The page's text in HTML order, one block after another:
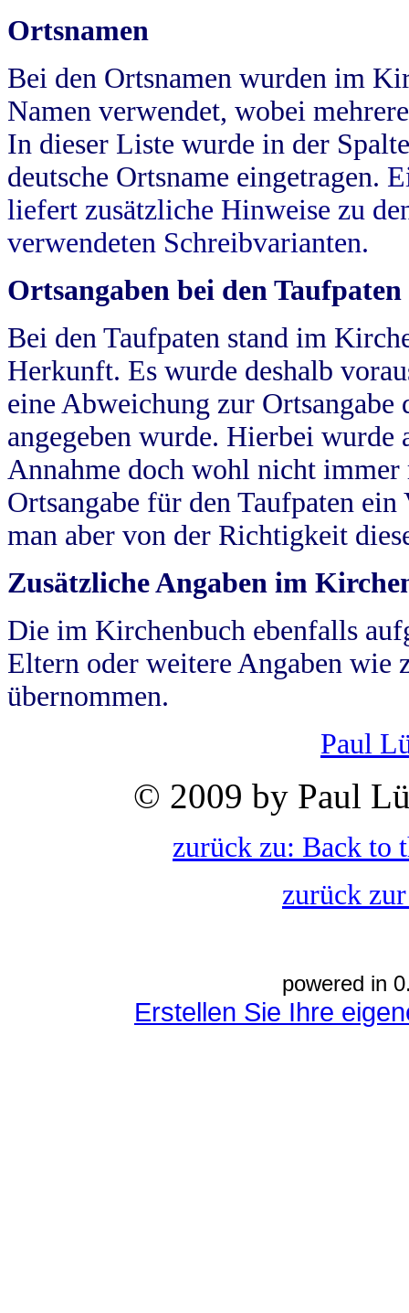
Ortsnamen
Bei den Ortsnamen wurden im
Namen verwendet, wobei
In dieser Liste wurde in der
deutsche Ortsname eingetragen.
liefert zusätzliche Hinweise zu
verwendeten Schreibvarianten.
Ortsangaben bei den Taufpaten
Bei den Taufpaten stand im
Herkunft. Es wurde deshalb
eine Abweichung zur
angegeben wurde. Hierbei wurde
Annahme doch wohl nicht
Ortsangabe für den Taufpaten
man aber von der Richtigkeit
Zusätzliche Angaben im
Die im Kirchenbuch ebenfalls
Eltern oder weitere Angaben wie
übernommen.
Paul
© 2009 by Paul
zurück zu: Back to
zurück
powered in
Erstellen Sie Ihre